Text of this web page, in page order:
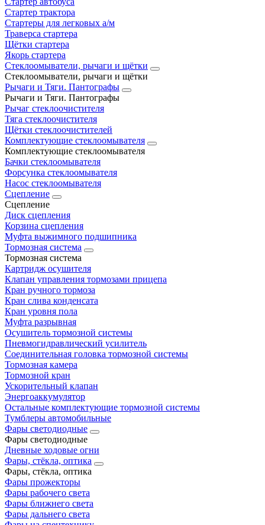
Стартер трактора
Стартеры для легковых а/м
Траверса стартера
Щётки стартера
Якорь стартера
Стеклоомыватели, рычаги и щётки
Стеклоомыватели, рычаги и щётки
Рычаги и Тяги. Пантографы
Рычаги и Тяги. Пантографы
Рычаг стеклоочистителя
Тяга стеклоочистителя
Щётки стеклоочистителей
Комплектующие стеклоомывателя
Комплектующие стеклоомывателя
Бачки стеклоомывателя
Форсунка стеклоомывателя
Насос стеклоомывателя
Сцепление
Сцепление
Диск сцепления
Корзина сцепления
Муфта выжимного подшипника
Тормозная система
Тормозная система
Картридж осушителя
Клапан управления тормозами прицепа
Кран ручного тормоза
Кран слива конденсата
Кран уровня пола
Муфта разрывная
Осушитель тормозной системы
Пневмогидравлический усилитель
Соединительная головка тормозной системы
Тормозная камера
Тормозной кран
Ускорительный клапан
Энергоаккумулятор
Остальные комплектующие тормозной системы
Тумблеры автомобильные
Фары светодиодные
Фары светодиодные
Дневные ходовые огни
Фары, стёкла, оптика
Фары, стёкла, оптика
Фары прожекторы
Фары рабочего света
Фары ближнего света
Фары дальнего света